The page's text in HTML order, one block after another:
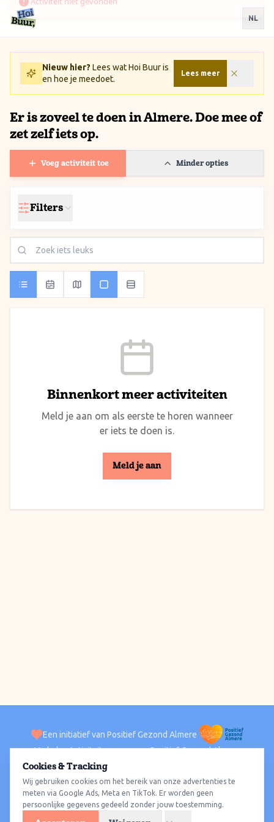
Ga naar inhoud / Skip to content
NL
Nieuw hier? Lees wat Hoi Buur is
en hoe je meedoet.
Lees meer
Er is zoveel te doen in Almere. Doe mee of
zet zelf iets op.
Voeg activiteit toe Minder opties
Filters
Binnenkort meer activiteiten
Meld je aan om als eerste te horen wanneer
er iets te doen is.
Meld je aan
Een initiatief van Positief Gezond Almere
VerhalenActiviteiten Positief Gezond Almere
ACTIVITEITEN PER WIJK
Alle wijkenAlmere HavenAlmere StadAlmere BuitenAlmere Poort
Almere HoutAlmere OosterwoldWat te doen
Cookies & Tracking
Wij gebruiken cookies om het bereik van onze advertenties te
meten via Google Ads, Meta en TikTok. Er worden geen
persoonlijke gegevens gedeeld zonder jouw toestemming.